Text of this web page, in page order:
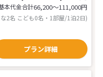
本代金合計66,200〜111,000円
2名 こども0名・1部屋/1泊2日)
プラン詳細